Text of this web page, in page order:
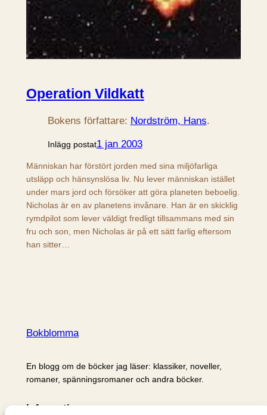
Operation Vildkatt
Bokens författare: Nordström, Hans.
Inlägg postat1 jan 2003
Människan har förstört jorden med sina miljöfarliga
utsläpp och hänsynslösa liv. Nu lever människan istället
under mars jord och försöker att göra planeten beboelig.
Nicholas är en av planetens invånare. Han är en skicklig
rymdpilot som lever väldigt fredligt tillsammans med sin
fru och son, men Nicholas är på ett sätt farlig eftersom
han sitter…
Bokblomma
En blogg om de böcker jag läser: klassiker, noveller,
romaner, spänningsromaner och andra böcker.
Information